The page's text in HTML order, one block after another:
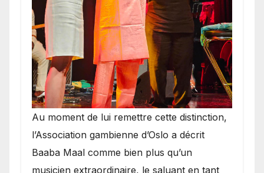
​Au moment de lui remettre cette distinction,
l’Association gambienne d’Oslo a décrit
Baaba Maal comme bien plus qu’un
musicien extraordinaire, le saluant en tant